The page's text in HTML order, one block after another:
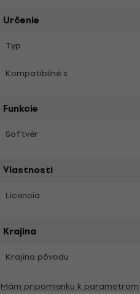
Určenie
Typ
Kompatibilné s
Funkcie
Softvér
Vlastnosti
Licencia
Krajina
Krajina pôvodu
Mám pripomienku k parametrom